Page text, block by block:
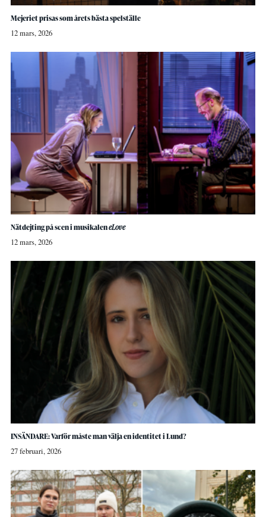
Mejeriet prisas som årets bästa spelställe
12 mars, 2026
Nätdejting på scen i musikaleneLove
12 mars, 2026
INSÄNDARE: Varför måste man välja en identitet i Lund?
27 februari, 2026